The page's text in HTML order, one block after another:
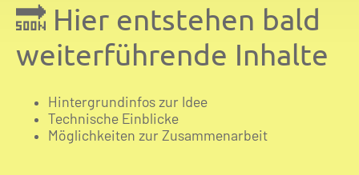
🔜 Hier entstehen bald
weiterführende Inhalte
Hintergrundinfos zur Idee
Technische Einblicke
Möglichkeiten zur Zusammenarbeit